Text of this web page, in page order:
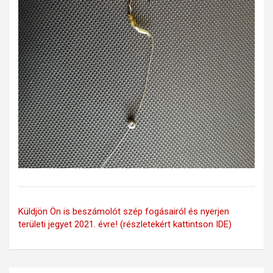
Küldjön Ön is beszámolót szép fogásairól és nyerjen
területi jegyet 2021. évre! (részletekért kattintson IDE)